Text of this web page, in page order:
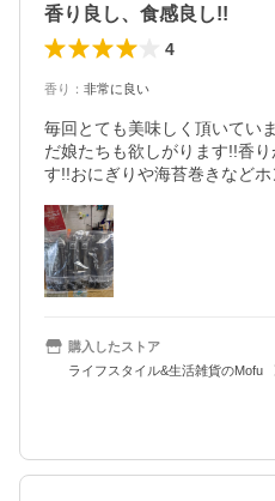
香り良し、食感良し!!
4
香り ： 非常に良い
毎回とても美味しく頂いてい
だ娘たちも欲しがります!!香
す!!おにぎりや海苔巻きなど
購入したストア
ライフスタイル&生活雑貨のMofu